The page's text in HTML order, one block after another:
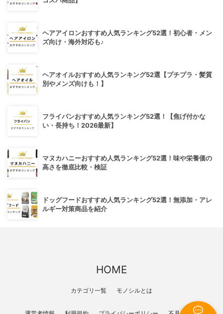
ヘアアイロンおすすめ人気ランキング52選！初心者・メン
ズ向け・海外対応も♪
ヘアオイルおすすめ人気ランキング52選【プチプラ・髪質
別やメンズ向けも！】
フライパンおすすめ人気ランキング52選！【焦げ付かな
い・長持ち！2026最新】
マヌカハニーおすすめ人気ランキング52選！味や栄養価の
高さを徹底比較・検証
ドッグフードおすすめ人気ランキング52選！無添加・アレ
ルギー対策商品を紹介
HOME
カテゴリ一覧 モノシルとは